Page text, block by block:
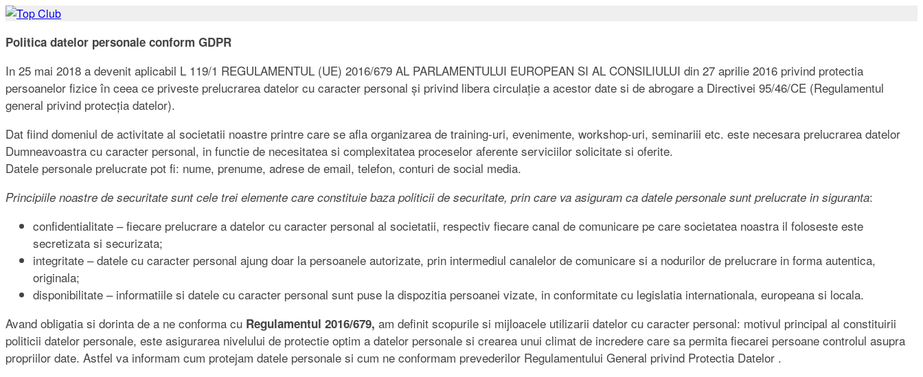
Politica datelor personale conform GDPR
In 25 mai 2018 a devenit aplicabil L 119/1 REGULAMENTUL (UE) 2016/679 AL PARLAMENTULUI EUROPEAN SI AL CONSILIULUI din 27 aprilie 2016 privind protectia
persoanelor fizice în ceea ce priveste prelucrarea datelor cu caracter personal și privind libera circulație a acestor date si de abrogare a Directivei 95/46/CE (Regulamentul
general privind protecția datelor).
Dat fiind domeniul de activitate al societatii noastre printre care se afla organizarea de training-uri, evenimente, workshop-uri, seminariii etc. este necesara prelucrarea datelor
Dumneavoastra cu caracter personal, in functie de necesitatea si complexitatea proceselor aferente serviciilor solicitate si oferite.
Datele personale prelucrate pot fi: nume, prenume, adrese de email, telefon, conturi de social media.
Principiile noastre de securitate sunt cele trei elemente care constituie baza politicii de securitate, prin care va asiguram ca datele personale sunt prelucrate in siguranta:
confidentialitate – fiecare prelucrare a datelor cu caracter personal al societatii, respectiv fiecare canal de comunicare pe care societatea noastra il foloseste este
secretizata si securizata;
integritate – datele cu caracter personal ajung doar la persoanele autorizate, prin intermediul canalelor de comunicare si a nodurilor de prelucrare in forma autentica,
originala;
disponibilitate – informatiile si datele cu caracter personal sunt puse la dispozitia persoanei vizate, in conformitate cu legislatia internationala, europeana si locala.
Avand obligatia si dorinta de a ne conforma cu Regulamentul 2016/679, am definit scopurile si mijloacele utilizarii datelor cu caracter personal: motivul principal al constituirii
politicii datelor personale, este asigurarea nivelului de protectie optim a datelor personale si crearea unui climat de incredere care sa permita fiecarei persoane controlul asupra
propriilor date. Astfel va informam cum protejam datele personale si cum ne conformam prevederilor Regulamentului General privind Protectia Datelor .